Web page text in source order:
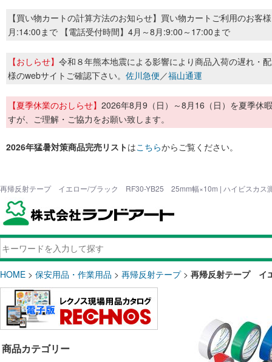
【買い物カートの計算方法のお知らせ】買い物カートご利用のお客
月:14:00まで 【電話受付時間】4月～8月:9:00～17:00まで
【おしらせ】 令和８年熊本地震による影響により商品入荷の遅れ・
様のwebサイトご確認下さい。 佐川急便／福山通運
【夏季休業のおしらせ】 2026年8月9（日）～8月16（日）を夏季休
すが、ご理解・ご協力をお願い致します。
2026年猛暑対策商品完売リストはこちらからご覧ください。
再帰反射テープ イエロー/ブラック RF30-YB25 25mm幅×10m | ハイビスカス
HOME > 保安用品・作業用品 > 再帰反射テープ> 再帰反射テープ イ
商品カテゴリー